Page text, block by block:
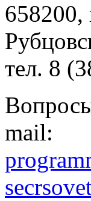
658200,
тел. 8
mail: